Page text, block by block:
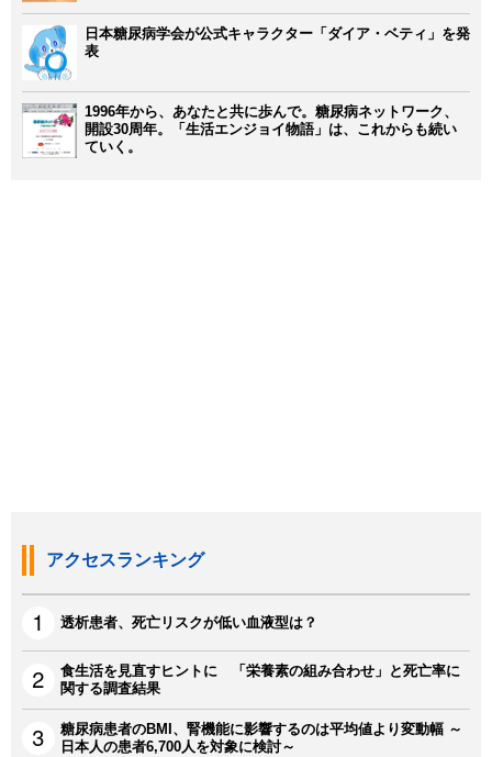
日本糖尿病学会が公式キャラクター「ダイア・ベティ」を発
表
1996年から、あなたと共に歩んで。糖尿病ネットワーク、
開設30周年。「生活エンジョイ物語」は、これからも続い
ていく。
アクセスランキング
透析患者、死亡リスクが低い血液型は？
食生活を見直すヒントに 「栄養素の組み合わせ」と死亡率に
関する調査結果
糖尿病患者のBMI、腎機能に影響するのは平均値より変動幅 ～
日本人の患者6,700人を対象に検討～